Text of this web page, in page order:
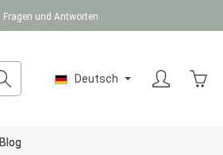
Fragen und Antworten
Deutsch
Blog